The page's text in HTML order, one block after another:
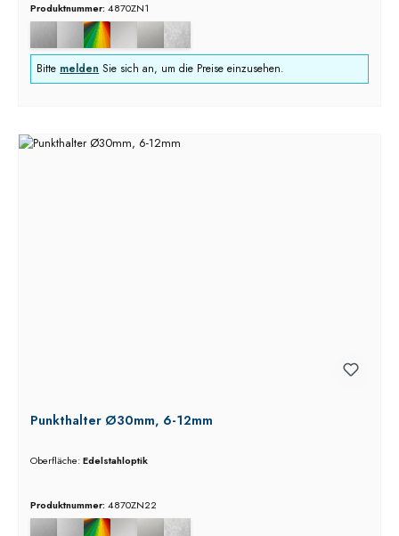
Produktnummer: 4870ZN1
Bitte melden Sie sich an, um die Preise einzusehen.
Punkthalter Ø30mm, 6-12mm
Oberfläche:Edelstahloptik
Produktnummer: 4870ZN22